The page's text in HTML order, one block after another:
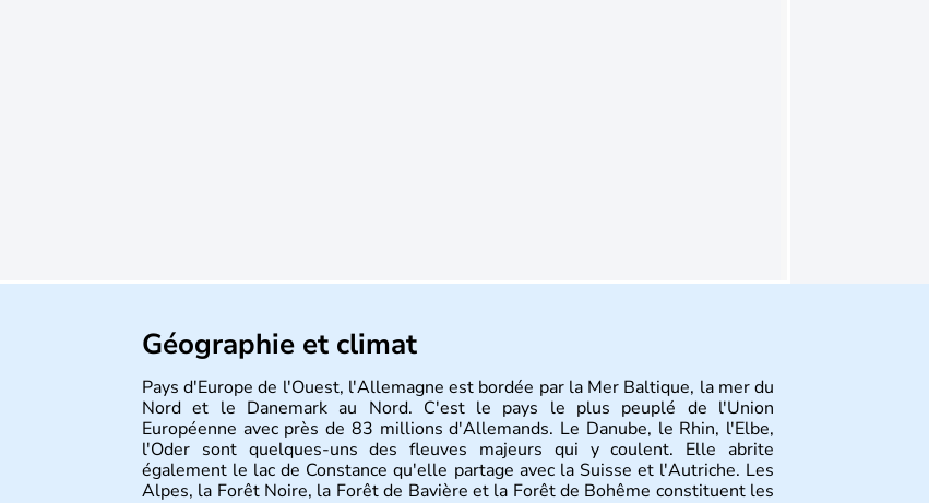
Géographie et climat
Pays d'Europe de l'Ouest, l'Allemagne est bordée par la Mer Baltique, la mer du
Nord et le Danemark au Nord. C'est le pays le plus peuplé de l'Union
Européenne avec près de 83 millions d'Allemands. Le Danube, le Rhin, l'Elbe,
l'Oder sont quelques-uns des fleuves majeurs qui y coulent. Elle abrite
également le lac de Constance qu'elle partage avec la Suisse et l'Autriche. Les
Alpes, la Forêt Noire, la Forêt de Bavière et la Forêt de Bohême constituent les